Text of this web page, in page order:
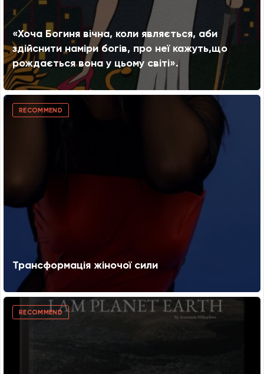
«Хоча Богиня вічна, коли являється, аби
здійснити наміри богів, про неї кажуть,що
рождається вона у цьому світі».
RECOMMEND
Трансформація жіночої сили
RECOMMEND